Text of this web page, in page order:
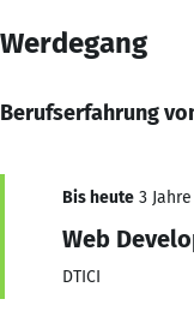
Werdegang
Berufserfahrung
Bis heute 3
Web
DTICI